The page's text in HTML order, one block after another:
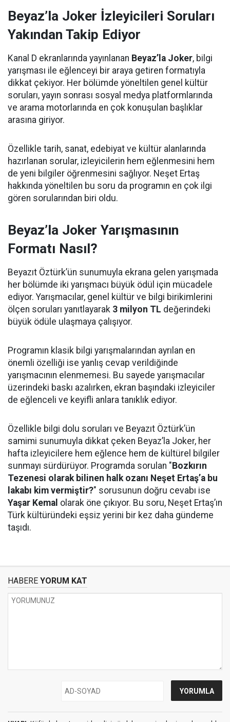
Beyaz’la Joker İzleyicileri Soruları
Yakından Takip Ediyor
Kanal D ekranlarında yayınlanan Beyaz’la Joker, bilgi
yarışması ile eğlenceyi bir araya getiren formatıyla
dikkat çekiyor. Her bölümde yöneltilen genel kültür
soruları, yayın sonrası sosyal medya platformlarında
ve arama motorlarında en çok konuşulan başlıklar
arasına giriyor.
Özellikle tarih, sanat, edebiyat ve kültür alanlarında
hazırlanan sorular, izleyicilerin hem eğlenmesini hem
de yeni bilgiler öğrenmesini sağlıyor. Neşet Ertaş
hakkında yöneltilen bu soru da programın en çok ilgi
gören sorularından biri oldu.
Beyaz’la Joker Yarışmasının
Formatı Nasıl?
Beyazıt Öztürk’ün sunumuyla ekrana gelen yarışmada
her bölümde iki yarışmacı büyük ödül için mücadele
ediyor. Yarışmacılar, genel kültür ve bilgi birikimlerini
ölçen soruları yanıtlayarak 3 milyon TL değerindeki
büyük ödüle ulaşmaya çalışıyor.
Programın klasik bilgi yarışmalarından ayrılan en
önemli özelliği ise yanlış cevap verildiğinde
yarışmacının elenmemesi. Bu sayede yarışmacılar
üzerindeki baskı azalırken, ekran başındaki izleyiciler
de eğlenceli ve keyifli anlara tanıklık ediyor.
Özellikle bilgi dolu soruları ve Beyazıt Öztürk’ün
samimi sunumuyla dikkat çeken Beyaz’la Joker, her
hafta izleyicilere hem eğlence hem de kültürel bilgiler
sunmayı sürdürüyor. Programda sorulan " Bozkırın
Tezenesi olarak bilinen halk ozanı Neşet Ertaş’a bu
lakabı kim vermiştir?" sorusunun doğru cevabı ise
Yaşar Kemal olarak öne çıkıyor. Bu soru, Neşet Ertaş’ın
Türk kültüründeki eşsiz yerini bir kez daha gündeme
taşıdı.
HABERE YORUM KAT